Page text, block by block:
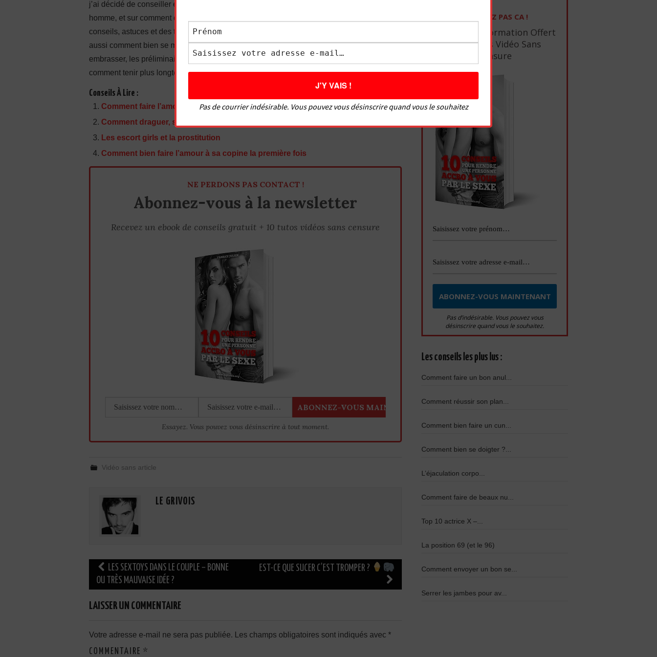
j’ai décidé de conseiller également les femmes sur comment bien faire l’amour à un
homme, et sur comment donner du plaisir à un homme. Le Grivois vous donne des
conseils, astuces et des techniques sexuelles pour savoir comment faire l’amour mais
aussi comment bien se masturber. J’aborde des sujets variés comme : comment bien
embrasser, les préliminaires, comment doigter une fille, comment faire un cunnilingus,
comment tenir plus longtemps, comment faire une fellation, les meilleures positions, etc.
Conseils À Lire :
Comment faire l’amour à une femme et la rendre folle ?
Comment draguer, séduire et coucher avec une fille ?
Les escort girls et la prostitution
Comment bien faire l’amour à sa copine la première fois
NE PERDONS PAS CONTACT !
Abonnez-vous à la newsletter
Recevez un ebook de conseils gratuit + 10 tutos vidéos sans censure
Essayez. Vous pouvez vous désinscrire à tout moment.
Vidéo sans article
LE GRIVOIS
Navigation
des
LES SEXTOYS DANS LE COUPLE – BONNE
OU TRÈS MAUVAISE IDÉE ?
EST-CE QUE SUCER C’EST TROMPER ?
LAISSER UN COMMENTAIRE
Votre adresse e-mail ne sera pas publiée. Les champs obligatoires sont indiqués avec *
COMMENTAIRE *
NE RATEZ PAS CA !
1 Ebook De Formation Offert
+ 10 Tutos Vidéo Sans
Censure
Pas d’indésirable. Vous pouvez vous
désinscrire quand vous le souhaitez.
Les conseils les plus lus :
Comment faire un bon anul...
Comment réussir son plan...
Comment bien faire un cun...
Comment bien se doigter ?...
L’éjaculation corpo...
Comment faire de beaux nu...
Top 10 actrice X –...
La position 69 (et le 96)
Comment envoyer un bon se...
Serrer les jambes pour av...
Pas de courrier indésirable. Vous pouvez vous désinscrire quand vous le souhaitez